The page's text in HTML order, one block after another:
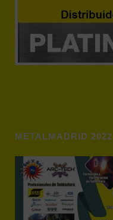
METALMADRID 2022